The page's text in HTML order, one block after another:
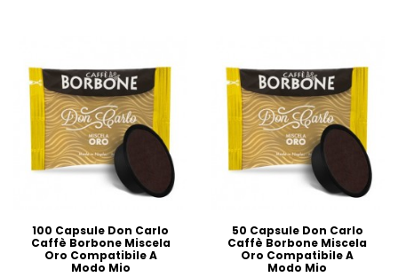
100 Capsule Don Carlo
Caffè Borbone Miscela
Oro Compatibile A
Modo Mio
50 Capsule Don Carlo
Caffè Borbone Miscela
Oro Compatibile A
Modo Mio